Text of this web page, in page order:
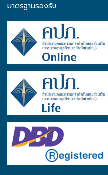
มาตรฐานรองรับ